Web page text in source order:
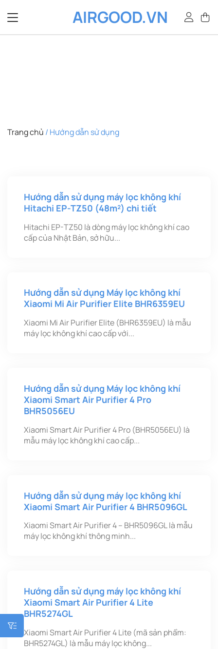
qua
dung
AIRGOOD.VN
Trang chủ / Hướng dẫn sử dụng
Hướng dẫn sử dụng máy lọc không khí
Hitachi EP-TZ50 (48m²) chi tiết
Hitachi EP-TZ50 là dòng máy lọc không khí cao
cấp của Nhật Bản, sở hữu...
Hướng dẫn sử dụng Máy lọc không khí
Xiaomi Mi Air Purifier Elite BHR6359EU
Xiaomi Mi Air Purifier Elite (BHR6359EU) là mẫu
máy lọc không khí cao cấp với...
Hướng dẫn sử dụng Máy lọc không khí
Xiaomi Smart Air Purifier 4 Pro
BHR5056EU
Xiaomi Smart Air Purifier 4 Pro (BHR5056EU) là
mẫu máy lọc không khí cao cấp...
Hướng dẫn sử dụng máy lọc không khí
Xiaomi Smart Air Purifier 4 BHR5096GL
Xiaomi Smart Air Purifier 4 – BHR5096GL là mẫu
máy lọc không khí thông minh...
Hướng dẫn sử dụng máy lọc không khí
Xiaomi Smart Air Purifier 4 Lite
BHR5274GL
Xiaomi Smart Air Purifier 4 Lite (mã sản phẩm:
BHR5274GL) là mẫu máy lọc không...